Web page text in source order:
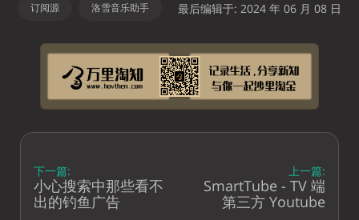
订阅源 洛雪音乐助手 最后编辑于: 2024 年 06 月 08 日
下一篇:
小心搜索中那些看不
出的钓鱼广告
上一篇:
SmartTube - TV 端
第三方 Youtube